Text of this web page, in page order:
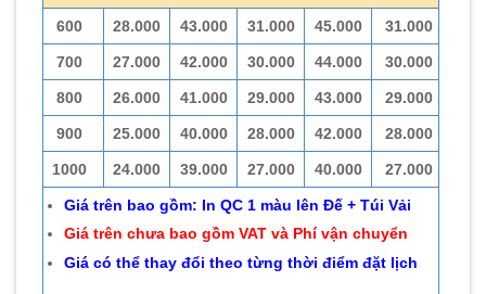
600 28.000 43.000 31.000 45.000 31.000
700 27.000 42.000 30.000 44.000 30.000
800 26.000 41.000 29.000 43.000 29.000
900 25.000 40.000 28.000 42.000 28.000
1000 24.000 39.000 27.000 40.000 27.000
Giá trên bao gồm: In QC 1 màu lên Đế + Túi Vải
Giá trên chưa bao gồm VAT và Phí vận chuyển
Giá có thể thay đổi theo từng thời điểm đặt lịch